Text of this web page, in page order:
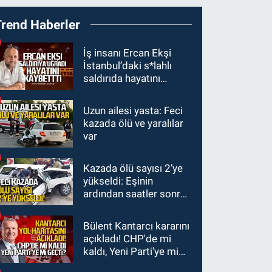
19:27Çaycuma
ırmağında görüldü:
yaşadı
GÜNDEM
19:12TMO kabuklu
fındık alım fiyatlarını
GÜNDEM
18:52Zonguldak'ta
pitbul köpek anne ve
Tedavi altındalar
GÜNDEM
18:44Zonguldak'ta
araç yayaya çarptı: Ağır
altına alındı
Haberler
İş insanı Ercan Ekşi
İstanbul’daki s*lahlı
saldırıda hayatını
Uzun ailesi yasta: Feci
kazada ölü ve yaralılar
var
Kazada ölü sayısı 2’ye
yükseldi: Eşinin
ardından saatler sonra
kaybetti
Bülent Kantarcı kararını
açıkladı! CHP'de mi
kaldı, Yeni Parti'ye mi